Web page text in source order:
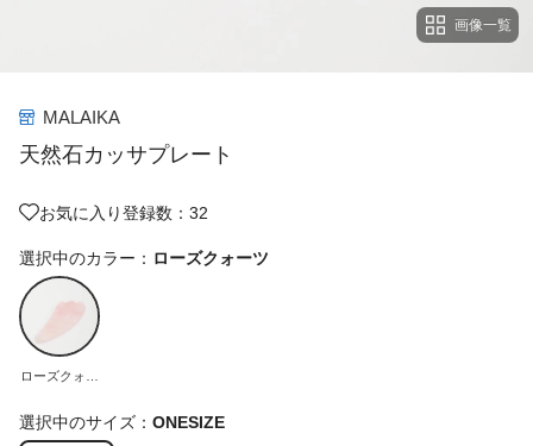
画像一覧
MALAIKA
天然石カッサプレート
お気に入り登録数：32
選択中のカラー： ローズクォーツ
ローズクォー
選択中のサイズ： ONESIZE